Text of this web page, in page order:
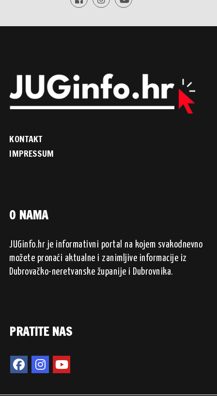
KONTAKT
IMPRESSUM
O NAMA
JUGinfo.hr je informativni portal na kojem svakodnevno
možete pronaći aktualne i zanimljive informacije iz
Dubrovačko-neretvanske županije i Dubrovnika.
PRATITE NAS